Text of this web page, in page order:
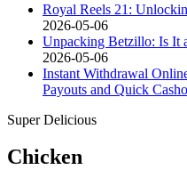
Royal Reels 21:
2026-05-06
Unpacking Betzillo: Is It
2026-05-06
Instant Withdrawal
Payouts and Quick
Super Delicious
Chicken